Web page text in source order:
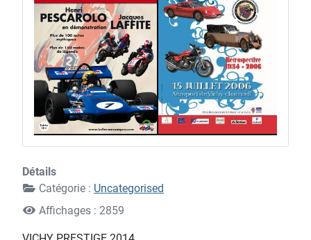
2 1
Détails
Catégorie : Uncategorised
Affichages : 2859